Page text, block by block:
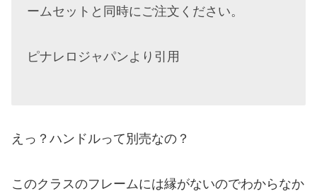
ームセットと同時にご注文ください。
ピナレロジャパンより引用
えっ？ハンドルって別売なの？
このクラスのフレームには縁がないのでわからなか